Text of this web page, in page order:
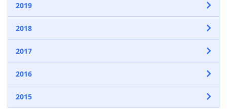
2019
2018
2017
2016
2015